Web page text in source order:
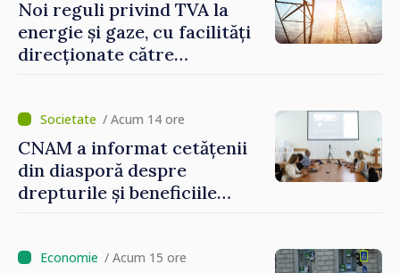
Noi reguli privind TVA la
energie și gaze, cu facilități
direcționate către
/ Acum 14 ore
CNAM a informat cetățenii
din diasporă despre
drepturile și beneficiile
/ Acum 15 ore